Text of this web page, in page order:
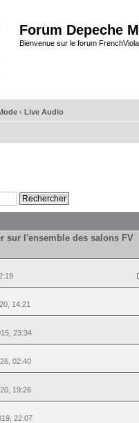
Forum Depeche
Bienvenue sur le forum
‹ Live Audio
sur l'ensemble des salons FV
14:21
23:34
02:40
19:26
22:07